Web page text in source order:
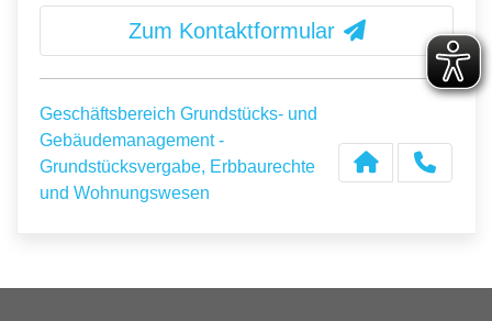
Zum Kontaktformular
Geschäftsbereich Grundstücks- und
Gebäudemanagement -
Grundstücksvergabe, Erbbaurechte
und Wohnungswesen